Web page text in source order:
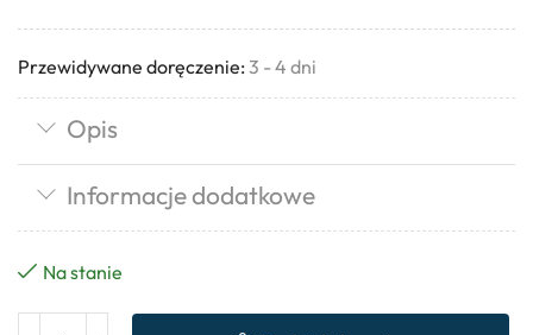
Przewidywane doręczenie: 3 - 4 dni
Opis
Informacje dodatkowe
Na stanie